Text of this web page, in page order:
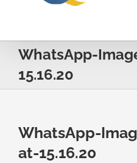
WhatsApp-
15.16.20
WhatsApp-
at-15.16.20